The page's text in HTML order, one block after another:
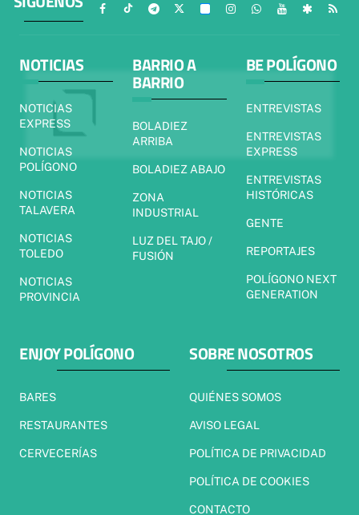
NOTICIAS
NOTICIAS
EXPRESS
NOTICIAS
POLÍGONO
NOTICIAS
TALAVERA
NOTICIAS
TOLEDO
NOTICIAS
PROVINCIA
BARRIO A
BARRIO
BOLADIEZ
ARRIBA
BOLADIEZ ABAJO
ZONA
INDUSTRIAL
LUZ DEL TAJO /
FUSIÓN
BE POLÍGONO
ENTREVISTAS
ENTREVISTAS
EXPRESS
ENTREVISTAS
HISTÓRICAS
GENTE
REPORTAJES
POLÍGONO NEXT
GENERATION
ENJOY POLÍGONO
BARES
RESTAURANTES
CERVECERÍAS
SOBRE NOSOTROS
QUIÉNES SOMOS
AVISO LEGAL
POLÍTICA DE PRIVACIDAD
POLÍTICA DE COOKIES
CONTACTO